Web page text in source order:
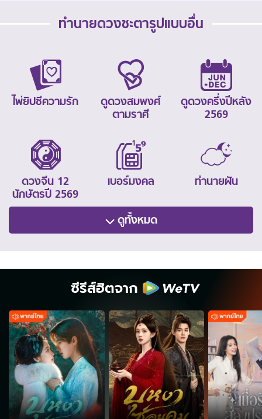
ทำนายดวงชะตารูปแบบอื่น
ไพ่ยิปซีความรัก
ดูดวงสมพงศ์
ตามราศี
ดูดวงครึ่งปีหลัง
2569
ดวงจีน 12
นักษัตรปี 2569
เบอร์มงคล ทำนายฝัน
ดูทั้งหมด
ซีรีส์ฮิตจาก